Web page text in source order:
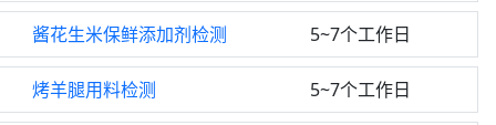
酱花生米保鲜添加剂检测 5~7个工作日
烤羊腿用料检测 5~7个工作日